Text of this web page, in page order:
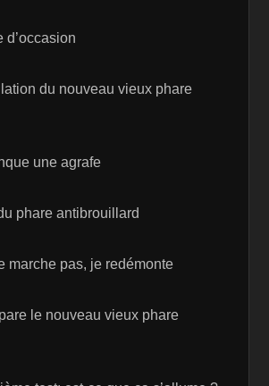
d’occasion
du nouveau vieux phare
une agrafe
phare antibrouillard
marche pas, je redémonte
le nouveau vieux phare